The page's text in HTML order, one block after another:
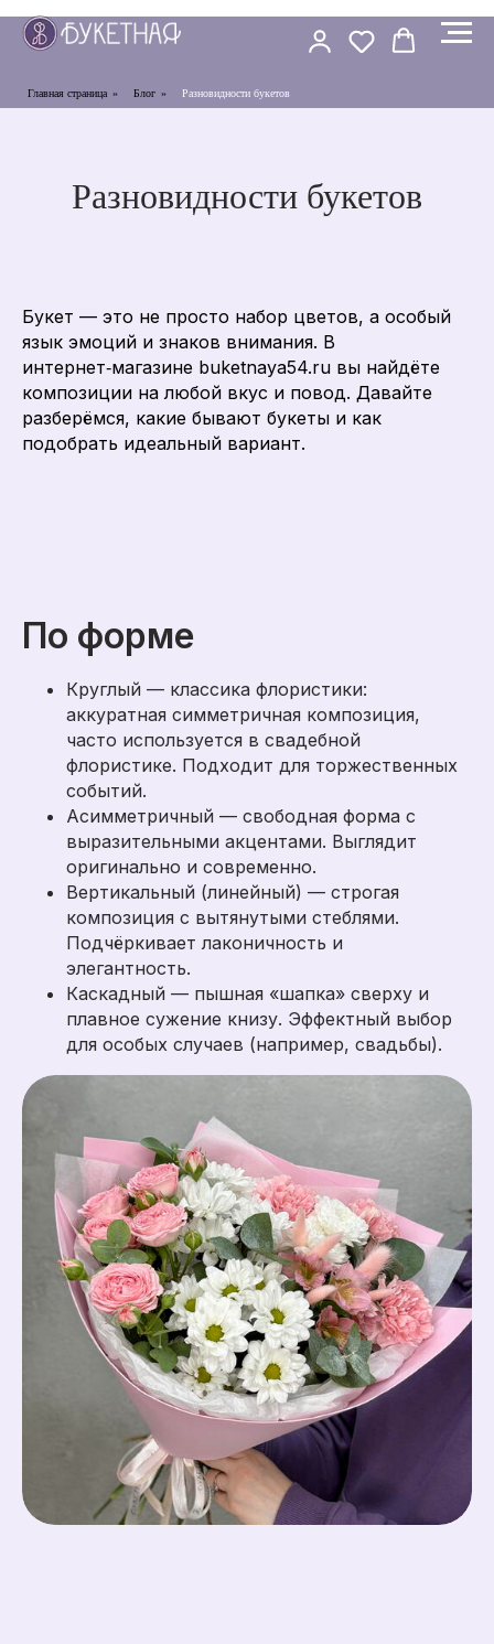
Главная страница » Блог » Разновидности букетов
Разновидности букетов
Букет — это не просто набор цветов, а особый
язык эмоций и знаков внимания. В
интернет‑магазине buketnaya54.ru вы найдёте
композиции на любой вкус и повод. Давайте
разберёмся, какие бывают букеты и как
подобрать идеальный вариант.
По форме
Круглый — классика флористики:
аккуратная симметричная композиция,
часто используется в свадебной
флористике. Подходит для торжественных
событий.
Асимметричный — свободная форма с
выразительными акцентами. Выглядит
оригинально и современно.
Вертикальный (линейный) — строгая
композиция с вытянутыми стеблями.
Подчёркивает лаконичность и
элегантность.
Каскадный — пышная «шапка» сверху и
плавное сужение книзу. Эффектный выбор
для особых случаев (например, свадьбы).